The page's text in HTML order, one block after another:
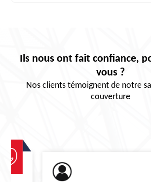
Ils nous ont fait confiance,
vous ?
Nos clients témoignent de notre
couverture